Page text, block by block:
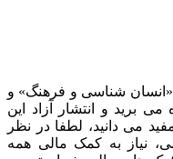
«انسان شناسی و فرهنگ» و
برید و انتشار آزاد این
می دانید، لطفا در نظر
نیاز به کمک مالی همه